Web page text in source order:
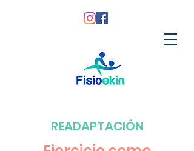
READAPTACIÓN